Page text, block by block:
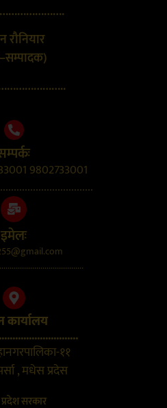
रौनियार
9802733001
इमेलः
कार्यालय
११
, मधेस प्रदेस
सरकार